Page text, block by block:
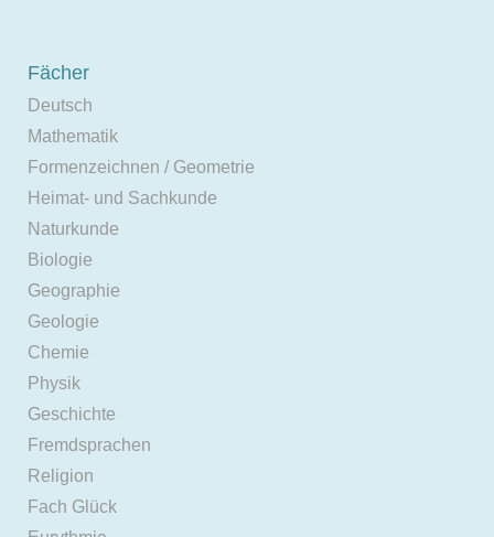
Fächer
Deutsch
Mathematik
Formenzeichnen / Geometrie
Heimat- und Sachkunde
Naturkunde
Biologie
Geographie
Geologie
Chemie
Physik
Geschichte
Fremdsprachen
Religion
Fach Glück